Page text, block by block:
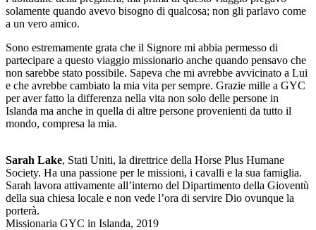
solamente quando avevo bisogno di qualcosa; non gli parlavo come
a un vero amico.
Sono estremamente grata che il Signore mi abbia permesso di
partecipare a questo viaggio missionario anche quando pensavo che
non sarebbe stato possibile. Sapeva che mi avrebbe avvicinato a Lui
e che avrebbe cambiato la mia vita per sempre. Grazie mille a GYC
per aver fatto la differenza nella vita non solo delle persone in
Islanda ma anche in quella di altre persone provenienti da tutto il
mondo, compresa la mia.
Sarah Lake, Stati Uniti, la direttrice della Horse Plus Humane
Society. Ha una passione per le missioni, i cavalli e la sua famiglia.
Sarah lavora attivamente all’interno del Dipartimento della Gioventù
della sua chiesa locale e non vede l’ora di servire Dio ovunque la
porterà.
Missionaria GYC in Islanda, 2019